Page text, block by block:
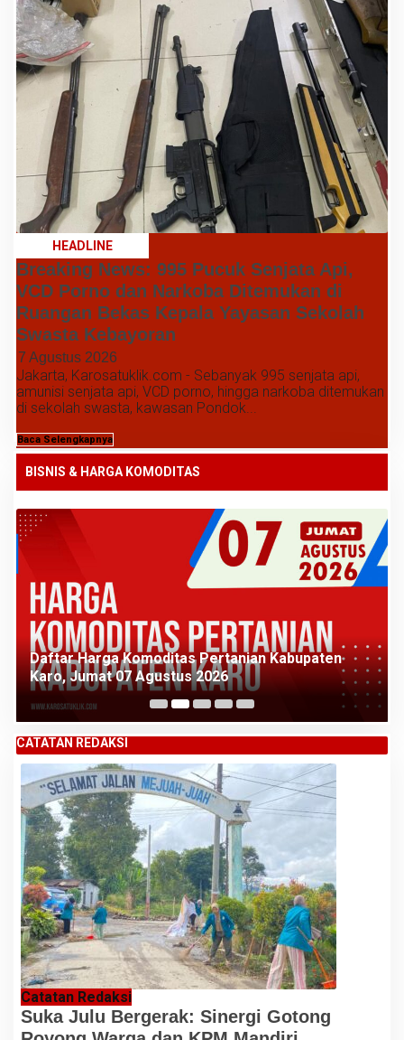
HEADLINE
Breaking News: 995 Pucuk Senjata Api,
VCD Porno dan Narkoba Ditemukan di
Ruangan Bekas Kepala Yayasan Sekolah
Swasta Kebayoran
7 Agustus 2026
Jakarta, Karosatuklik.com - Sebanyak 995 senjata api,
amunisi senjata api, VCD porno, hingga narkoba ditemukan
di sekolah swasta, kawasan Pondok...
Baca Selengkapnya
BISNIS & HARGA KOMODITAS
Daftar Harga Komoditas Pertanian Kabupaten
Karo, Kamis 06 Agustus 2026
CATATAN REDAKSI
Catatan Redaksi
Suka Julu Bergerak: Sinergi Gotong